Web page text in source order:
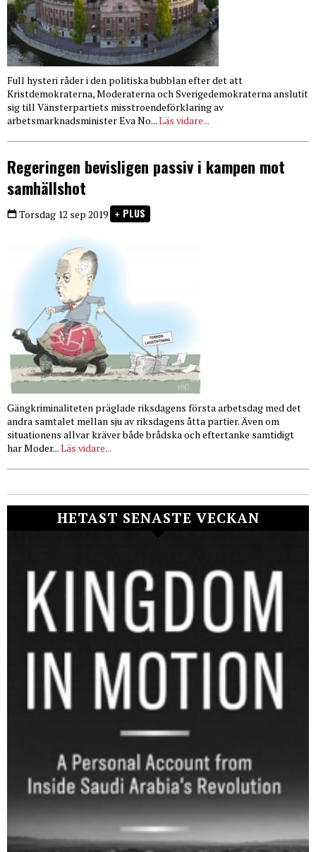
Full hysteri råder i den politiska bubblan efter det att
Kristdemokraterna, Moderaterna och Sverigedemokraterna anslutit
sig till Vänsterpartiets misstroendeförklaring av
arbetsmarknadsminister Eva No...Läs vidare...
Regeringen bevisligen passiv i kampen mot
samhällshot
Torsdag 12 sep 2019 PLUS
Gängkriminaliteten präglade riksdagens första arbetsdag med det
andra samtalet mellan sju av riksdagens åtta partier. Även om
situationens allvar kräver både brådska och eftertanke samtidigt
har Moder...Läs vidare...
HETAST SENASTE VECKAN